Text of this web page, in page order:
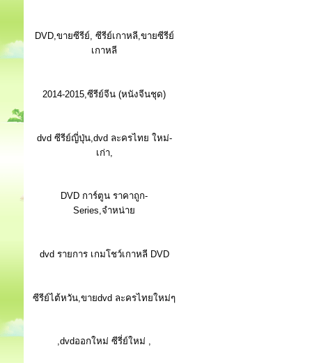
DVD,ขายซีรีย์, ซีรีย์เกาหลี,ขายซีรีย์
เกาหลี
2014-2015,ซีรีย์จีน (หนังจีนชุด)
dvd ซีรีย์ญี่ปุ่น,dvd ละครไทย ใหม่-
เก่า,
DVD การ์ตูน ราคาถูก-
Series,จำหน่าย
dvd รายการ เกมโชว์เกาหลี DVD
ซีรีย์ไต้หวัน,ขายdvd ละครไทยใหม่ๆ
,dvdออกใหม่ ซีรี่ย์ใหม่ ,